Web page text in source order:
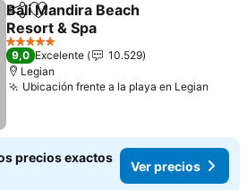
CompartirAgregar a favoritos
Bali Mandira Beach
Resort & Spa
Ver precios
5 Estrellas
9,0 Excelente
10.529
Legian
Ubicación frente a la playa en Legian
precios exactos
Ver precios